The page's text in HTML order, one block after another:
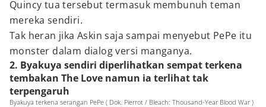
Quincy tua tersebut termasuk membunuh teman
mereka sendiri.
Tak heran jika Askin saja sampai menyebut PePe itu
monster dalam dialog versi manganya.
2. Byakuya sendiri diperlihatkan sempat terkena
tembakan The Love namun ia terlihat tak
terpengaruh
Byakuya terkena serangan PePe ( Dok. Pierrot / Bleach: Thousand-Year Blood War )